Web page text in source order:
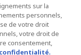
| New York
sur la
personnels,
de votre droit
votre droit de
consentement,